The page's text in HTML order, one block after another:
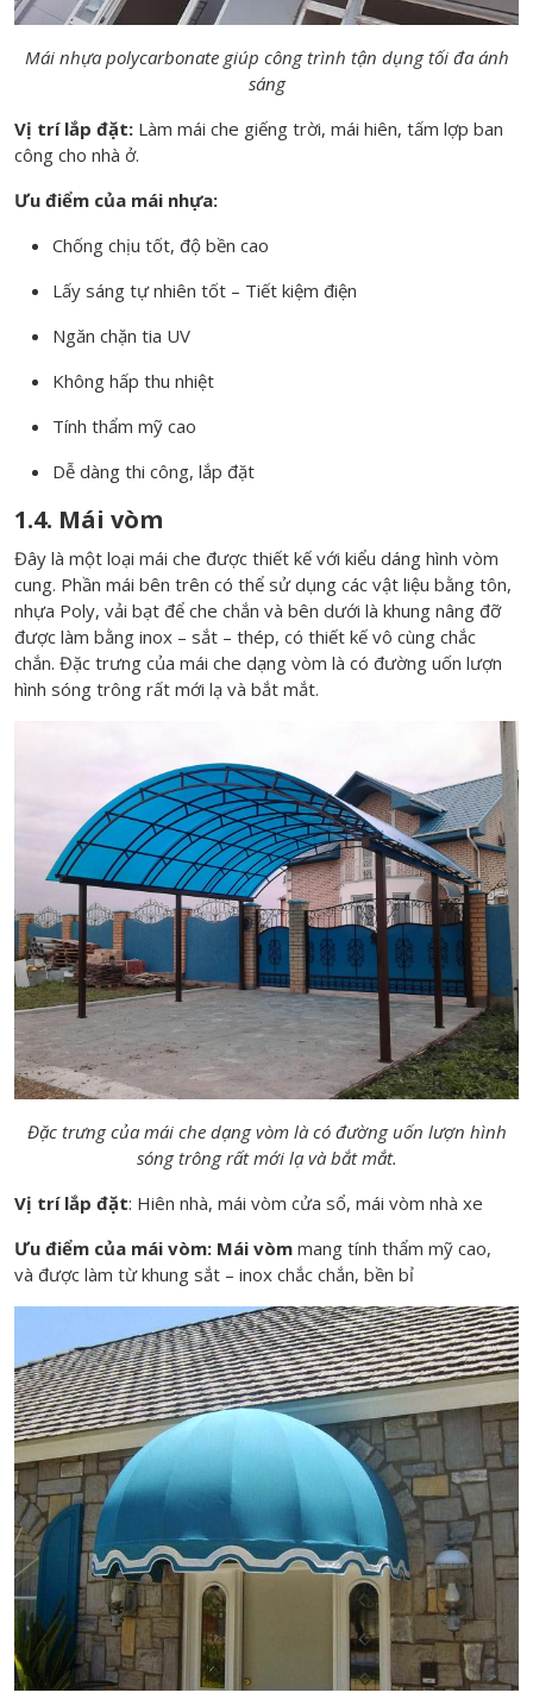
Mái nhựa polycarbonate giúp công trình tận dụng tối đa ánh
sáng
Vị trí lắp đặt: Làm mái che giếng trời, mái hiên, tấm lợp ban
công cho nhà ở.
Ưu điểm của mái nhựa:
Chống chịu tốt, độ bền cao
Lấy sáng tự nhiên tốt – Tiết kiệm điện
Ngăn chặn tia UV
Không hấp thu nhiệt
Tính thẩm mỹ cao
Dễ dàng thi công, lắp đặt
1.4. Mái vòm
Đây là một loại mái che được thiết kế với kiểu dáng hình vòm
cung. Phần mái bên trên có thể sử dụng các vật liệu bằng tôn,
nhựa Poly, vải bạt để che chắn và bên dưới là khung nâng đỡ
được làm bằng inox – sắt – thép, có thiết kế vô cùng chắc
chắn. Đặc trưng của mái che dạng vòm là có đường uốn lượn
hình sóng trông rất mới lạ và bắt mắt.
Đặc trưng của mái che dạng vòm là có đường uốn lượn hình
sóng trông rất mới lạ và bắt mắt.
Vị trí lắp đặt: Hiên nhà, mái vòm cửa sổ, mái vòm nhà xe
Ưu điểm của mái vòm: Mái vòm mang tính thẩm mỹ cao,
và được làm từ khung sắt – inox chắc chắn, bền bỉ